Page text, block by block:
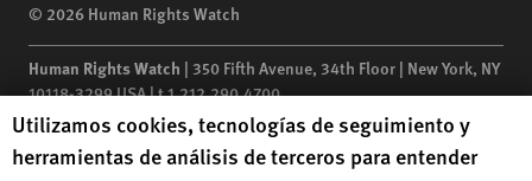
© 2026 Human Rights Watch
Human Rights Watch | 350 Fifth Avenue, 34th Floor | New York, NY
10118-3299USA|t1.212.290.4700
Human Rights Watchis a 501(C)(3) nonprofit registered in the US
under EIN: 13-2875808
Human Rights Watch cookie preferences
Utilizamos cookies, tecnologías de seguimiento y
herramientas de análisis de terceros para entender